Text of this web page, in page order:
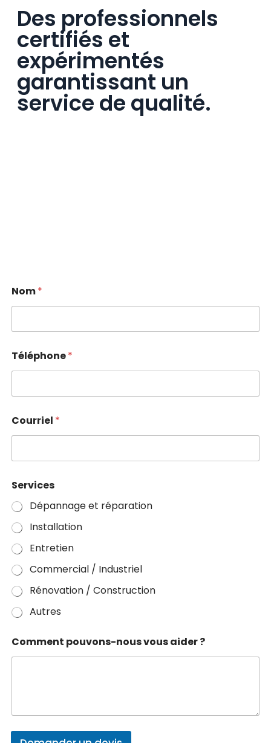
Des professionnels
certifiés et
expérimentés
garantissant un
service de qualité.
Nom*
Téléphone*
Courriel *
Services
Dépannage et réparation
Installation
Entretien
Commercial / Industriel
Rénovation / Construction
Autres
o
u
m
e
Comment pouvons-nous vous aider ?